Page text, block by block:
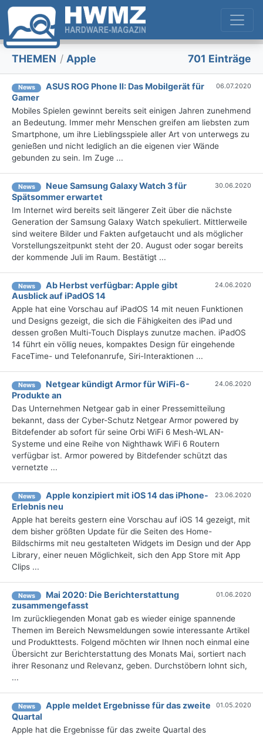
THEMEN / Apple 701 Einträge
News
ASUS ROG Phone II: Das Mobilgerät für
Gamer
06.07.2020
Mobiles Spielen gewinnt bereits seit einigen Jahren zunehmend
an Bedeutung. Immer mehr Menschen greifen am liebsten zum
Smartphone, um ihre Lieblingsspiele aller Art von unterwegs zu
genießen und nicht lediglich an die eigenen vier Wände
gebunden zu sein. Im Zuge ...
News
Neue Samsung Galaxy Watch 3 für
Spätsommer erwartet
30.06.2020
Im Internet wird bereits seit längerer Zeit über die nächste
Generation der Samsung Galaxy Watch spekuliert. Mittlerweile
sind weitere Bilder und Fakten aufgetaucht und als möglicher
Vorstellungszeitpunkt steht der 20. August oder sogar bereits
der kommende Juli im Raum. Bestätigt ...
News
Ab Herbst verfügbar: Apple gibt
Ausblick auf iPadOS 14
24.06.2020
Apple hat eine Vorschau auf iPadOS 14 mit neuen Funktionen
und Designs gezeigt, die sich die Fähigkeiten des iPad und
dessen großen Multi-Touch Displays zunutze machen. iPadOS
14 führt ein völlig neues, kompaktes Design für eingehende
FaceTime- und Telefonanrufe, Siri-Interaktionen ...
News
Netgear kündigt Armor für WiFi-6-
Produkte an
24.06.2020
Das Unternehmen Netgear gab in einer Pressemitteilung
bekannt, dass der Cyber-Schutz Netgear Armor powered by
Bitdefender ab sofort für seine Orbi WiFi 6 Mesh-WLAN-
Systeme und eine Reihe von Nighthawk WiFi 6 Routern
verfügbar ist. Armor powered by Bitdefender schützt das
vernetzte ...
News
Apple konzipiert mit iOS 14 das iPhone-
Erlebnis neu
23.06.2020
Apple hat bereits gestern eine Vorschau auf iOS 14 gezeigt, mit
dem bisher größten Update für die Seiten des Home-
Bildschirms mit neu gestalteten Widgets im Design und der App
Library, einer neuen Möglichkeit, sich den App Store mit App
Clips ...
News
Mai 2020: Die Berichterstattung
zusammengefasst
01.06.2020
Im zurückliegenden Monat gab es wieder einige spannende
Themen im Bereich Newsmeldungen sowie interessante Artikel
und Produkttests. Folgend möchten wir Ihnen noch einmal eine
Übersicht zur Berichterstattung des Monats Mai, sortiert nach
ihrer Resonanz und Relevanz, geben. Durchstöbern lohnt sich,
...
News
Apple meldet Ergebnisse für das zweite
Quartal
01.05.2020
Apple hat die Ergebnisse für das zweite Quartal des